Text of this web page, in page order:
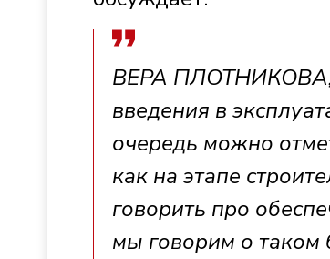
ВЕРА ПЛОТНИКОВА,
введения в
очередь можно
как на этапе
говорить про
мы говорим о